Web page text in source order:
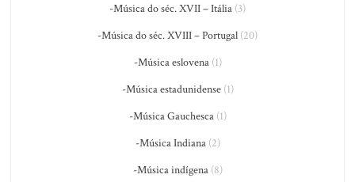
-Música do séc. XVII – Itália (3)
-Música do séc. XVIII – Portugal (20)
-Música eslovena(1)
-Música estadunidense(1)
-Música Gauchesca(1)
-Música Indiana(2)
-Música indígena(8)